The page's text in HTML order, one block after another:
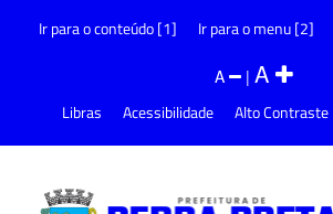
Ir para o conteúdo [1] Ir para o menu [2]
A |A
Libras Acessibilidade Alto Contraste